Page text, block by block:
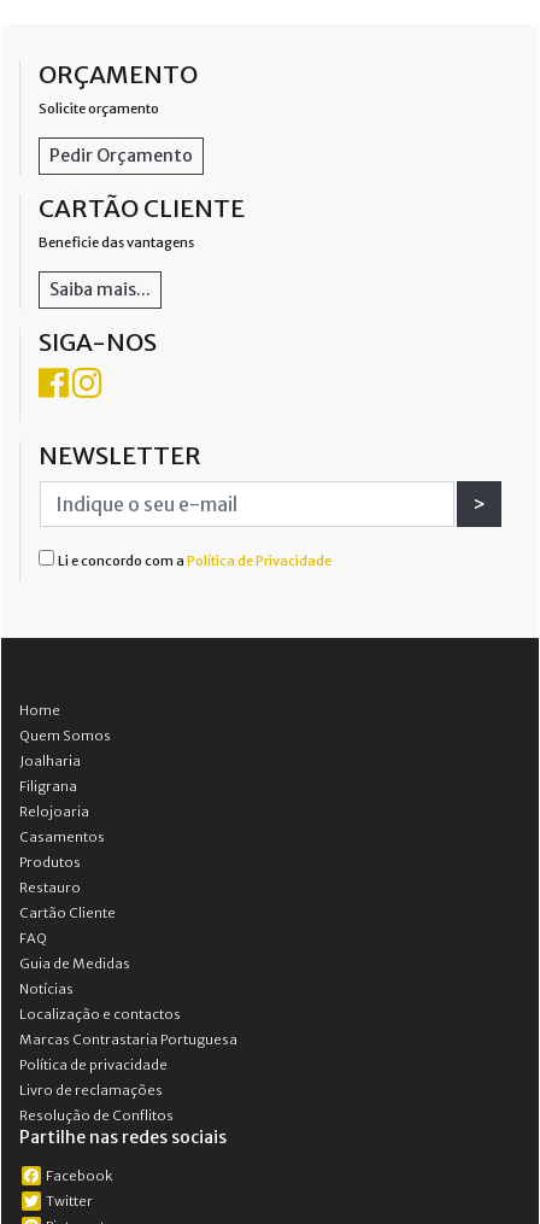
ORÇAMENTO
Solicite orçamento
Pedir Orçamento
CARTÃO CLIENTE
Beneficie das vantagens
Saiba mais...
SIGA-NOS
NEWSLETTER
>
Li e concordo com a Política de Privacidade
Home
Quem Somos
Joalharia
Filigrana
Relojoaria
Casamentos
Produtos
Restauro
Cartão Cliente
FAQ
Guia de Medidas
Notícias
Localização e contactos
Marcas Contrastaria Portuguesa
Política de privacidade
Livro de reclamações
Resolução de Conflitos
Partilhe nas redes sociais
Facebook
Twitter